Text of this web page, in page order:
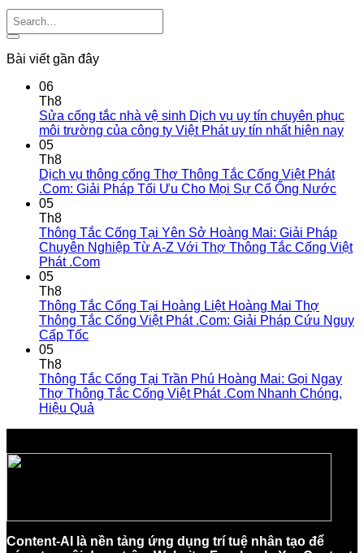
Bài viết gần đây
06
Th8
Sửa cống tắc nhà vệ sinh Dịch vụ uy tín chuyên phục
môi trường của công ty Việt Phát uy tín nhất hiện nay
05
Th8
Dịch vụ thông cống Thợ Thông Tắc Cống Việt Phát
.Com: Giải Pháp Tối Ưu Cho Mọi Sự Cố Ống Nước
05
Th8
Thông Tắc Cống Tại Yên Sở Hoàng Mai: Giải Pháp
Chuyên Nghiệp Từ A-Z Với Thợ Thông Tắc Cống Việt
Phát .Com
05
Th8
Thông Tắc Cống Tại Hoàng Liệt Hoàng Mai Thợ
Thông Tắc Cống Việt Phát .Com: Giải Pháp Cứu Nguy
Cấp Tốc
05
Th8
Thông Tắc Cống Tại Trần Phú Hoàng Mai: Gọi Ngay
Thợ Thông Tắc Cống Việt Phát .Com Nhanh Chóng,
Hiệu Quả
Content-AI là nền tảng ứng dụng trí tuệ nhân tạo để